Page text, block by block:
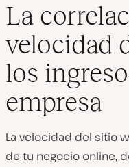
La
velocidad
los
empresa
La velocidad del sitio
de tu negocio online,